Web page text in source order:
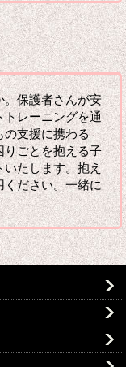
。保護者さんが安
トレーニングを通
の支援に携わる
りごとを抱える子
いたします。抱え
ください。一緒に